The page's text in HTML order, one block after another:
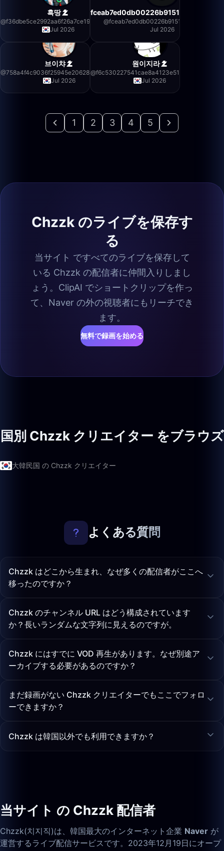
흑땅
@f36dbe5ce2992aa6f26a7ce19e6032c2
Jul 2026
@fceab7ed0db00226b9151fea4b439a43
Jul 2026
브이챠
@758a4f4c9036f25945e2062871ca68b0
Jul 2026
원이지라
@f6c530227541cae8a4123e510a02935b
Jul 2026
1 2 3 4 5
Chzzk のライブを保存す
る
当サイト ですべてのライブを保存して
いる Chzzk の配信者に仲間入りしまし
ょう。ClipAI でショートクリップを作っ
て、Naver の外の視聴者にもリーチでき
ます。
無料で録画を始める
国別 Chzzk クリエイター をブラウズ
大韓民国 の Chzzk クリエイター
よくある質問
Chzzk はどこから生まれ、なぜ多くの配信者がここへ
移ったのですか？
Chzzk のチャンネル URL はどう構成されています
か？長いランダムな文字列に見えるのですが。
Chzzk にはすでに VOD 再生があります。なぜ別途ア
ーカイブする必要があるのですか？
まだ録画がない Chzzk クリエイターでもここでフォロ
ーできますか？
Chzzk は韓国以外でも利用できますか？
当サイト の Chzzk 配信者
Chzzk(치지직)は、韓国最大のインターネット企業 Naver が
運営するライブ配信サービスです。2023年12月19日にオープ